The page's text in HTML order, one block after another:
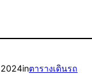
inตารางเดินรถ